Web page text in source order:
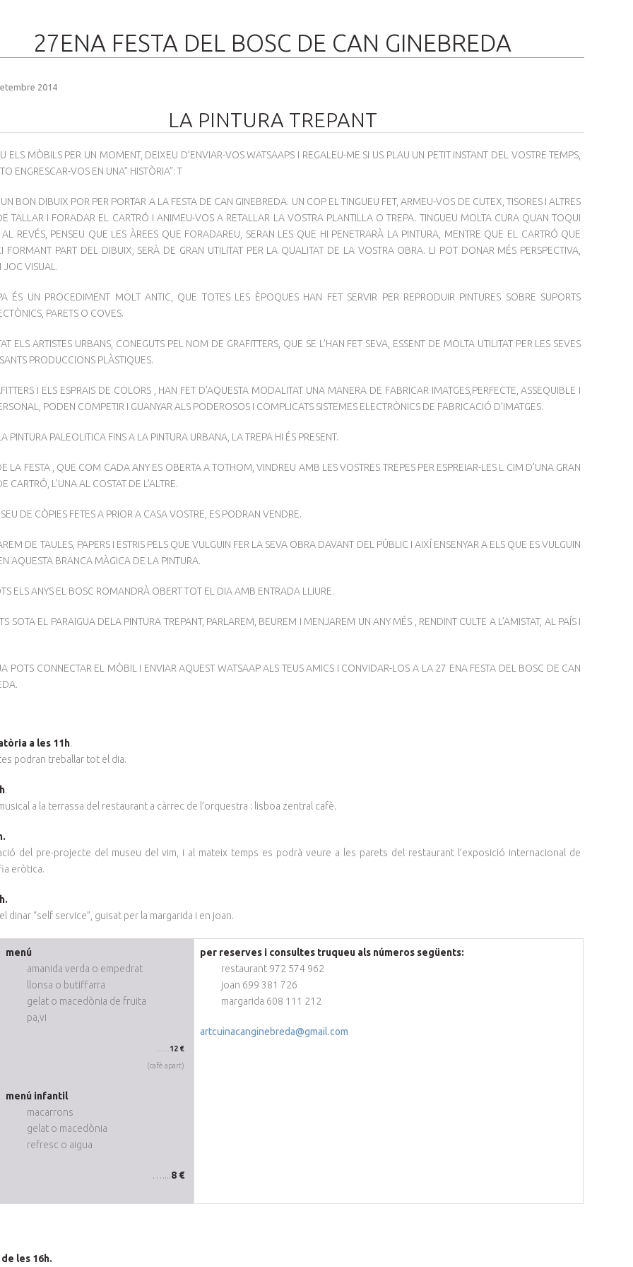
27ENA FESTA DEL BOSC DE CAN GINEBREDA
2014
LA PINTURA TREPANT
ELS MÒBILS PER UN MOMENT, DEIXEU D’ENVIAR-VOS WATSAAPS I REGALEU-ME SI US PLAU UN PETIT INSTANT DEL VOSTRE TEMPS,
ENGRESCAR-VOS EN UNA” HISTÒRIA”: T
BON DIBUIX POR PER PORTAR A LA FESTA DE CAN GINEBREDA. UN COP EL TINGUEU FET, ARMEU-VOS DE CUTEX, TISORES I ALTRES
TALLAR I FORADAR EL CARTRÓ I ANIMEU-VOS A RETALLAR LA VOSTRA PLANTILLA O TREPA. TINGUEU MOLTA CURA QUAN TOQUI
AL REVÉS, PENSEU QUE LES ÀREES QUE FORADAREU, SERAN LES QUE HI PENETRARÀ LA PINTURA, MENTRE QUE EL CARTRÓ QUE
FORMANT PART DEL DIBUIX, SERÀ DE GRAN UTILITAT PER LA QUALITAT DE LA VOSTRA OBRA. LI POT DONAR MÉS PERSPECTIVA,
JOC VISUAL.
ÉS UN PROCEDIMENT MOLT ANTIC, QUE TOTES LES ÈPOQUES HAN FET SERVIR PER REPRODUIR PINTURES SOBRE SUPORTS
PARETS O COVES.
ELS ARTISTES URBANS, CONEGUTS PEL NOM DE GRAFITTERS, QUE SE L’HAN FET SEVA, ESSENT DE MOLTA UTILITAT PER LES SEVES
PRODUCCIONS PLÀSTIQUES.
I ELS ESPRAIS DE COLORS , HAN FET D’AQUESTA MODALITAT UNA MANERA DE FABRICAR IMATGES,PERFECTE, ASSEQUIBLE I
PODEN COMPETIR I GUANYAR ALS PODEROSOS I COMPLICATS SISTEMES ELECTRÒNICS DE FABRICACIÓ D’IMATGES.
PINTURA PALEOLITICA FINS A LA PINTURA URBANA, LA TREPA HI ÉS PRESENT.
LA FESTA , QUE COM CADA ANY ES OBERTA A TOTHOM, VINDREU AMB LES VOSTRES TREPES PER ESPREIAR-LES L CIM D’UNA GRAN
CARTRÓ, L’UNA AL COSTAT DE L’ALTRE.
DE CÒPIES FETES A PRIOR A CASA VOSTRE, ES PODRAN VENDRE.
DE TAULES, PAPERS I ESTRIS PELS QUE VULGUIN FER LA SEVA OBRA DAVANT DEL PÚBLIC I AIXÍ ENSENYAR A ELS QUE ES VULGUIN
AQUESTA BRANCA MÀGICA DE LA PINTURA.
ELS ANYS EL BOSC ROMANDRÀ OBERT TOT EL DIA AMB ENTRADA LLIURE.
SOTA EL PARAIGUA DELA PINTURA TREPANT, PARLAREM, BEUREM I MENJAREM UN ANY MÉS , RENDINT CULTE A L’AMISTAT, AL PAÍS I
POTS CONNECTAR EL MÒBIL I ENVIAR AQUEST WATSAAP ALS TEUS AMICS I CONVIDAR-LOS A LA 27 ENA FESTA DEL BOSC DE CAN
a les 11h.
podran treballar tot el dia.
.
a la terrassa del restaurant a càrrec de l’orquestra : lisboa zentral cafè.
del pre-projecte del museu del vim, i al mateix temps es podrà veure a les parets del restaurant l’exposició internacional de
eròtica.
dinar “self service”, guisat per la margarida i en joan.
menú
amanida verda o empedrat
llonsa o butiffarra
gelat o macedònia de fruita
pa,vi
12 €
(cafè apart)
menú infantil
macarrons
gelat o macedònia
refresc o aigua
…....8 €
per reserves i consultes truqueu als números següents:
restaurant 972 574 962
joan 699 381 726
margarida 608 111 212
artcuinacanginebreda@gmail.com
les 16h.